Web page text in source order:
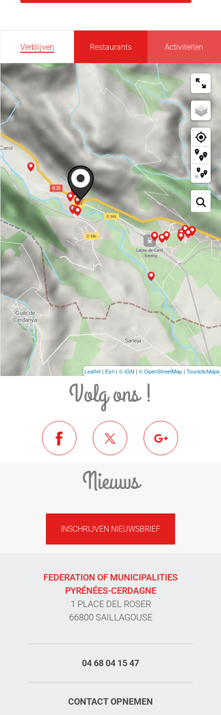
Verblijven Restaurants Activiteiten
Leaflet | Esri | © IGN | © OpenStreetMap | TouristicMaps
Volg ons !
Nieuws
INSCHRIJVEN NIEUWSBRIEF
FEDERATION OF MUNICIPALITIES
PYRÉNÉES-CERDAGNE
1 PLACE DEL ROSER
66800 SAILLAGOUSE
04 68 04 15 47
CONTACT OPNEMEN